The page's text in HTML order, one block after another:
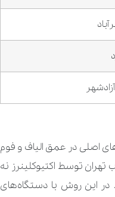
اصلی در عمق الیاف و فوم
توسط اکتیوکلینرز نه
در این روش با دستگاه‌های